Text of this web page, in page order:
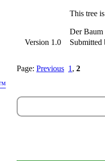
This tree
Der Baum
Version 1.0
Page: Previous 1 , 2